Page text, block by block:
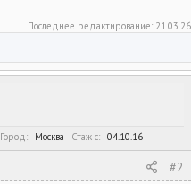
Последнее редактирование: 21.03.26
Город Москва Стаж c 04.10.16
#2